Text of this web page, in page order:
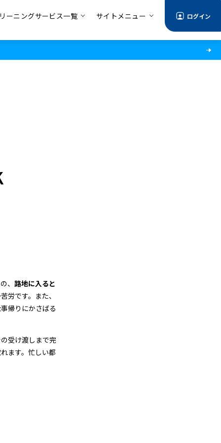
ーニングサービス一覧 サイトメニュー ログイン
、 路地に入ると
労です。また、
帰りにかさばる
受け渡しまで完
ます。忙しい都